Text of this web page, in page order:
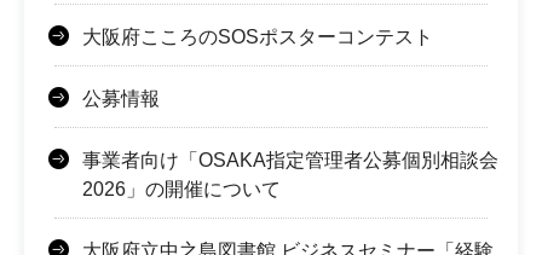
大阪府こころのSOSポスターコンテスト
公募情報
事業者向け「OSAKA指定管理者公募個別相談会
2026」の開催について
大阪府立中之島図書館 ビジネスセミナー「経験